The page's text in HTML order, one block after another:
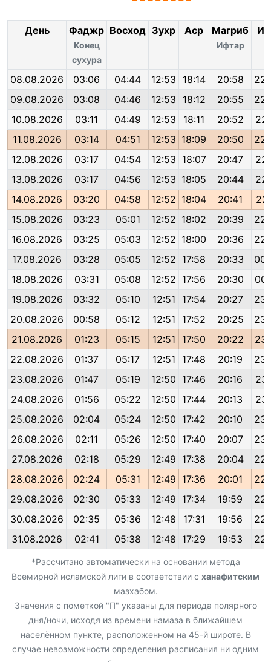
День Фаджр
Конец
сухура
Восход Зухр Аср Магриб
Ифтар
08.08.2026 03:06 04:44 12:53 18:14 20:58
09.08.2026
03:08 04:46 12:53 18:12 20:55
10.08.2026
03:11 04:49 12:53 18:11 20:52
11.08.2026
03:14 04:51 12:53 18:09 20:50
12.08.2026
03:17 04:54 12:53 18:07 20:47
13.08.2026
03:17 04:56 12:53 18:05 20:44
14.08.2026
03:20 04:58 12:52 18:04 20:41
15.08.2026
03:23 05:01 12:52 18:02 20:39
16.08.2026
03:25 05:03 12:52 18:00 20:36
17.08.2026
03:28 05:05 12:52 17:58 20:33
18.08.2026
03:31 05:08 12:52 17:56 20:30
19.08.2026
03:32 05:10 12:51 17:54 20:27
20.08.2026
00:58 05:12 12:51 17:52 20:25
21.08.2026
01:23 05:15 12:51 17:50 20:22
22.08.2026
01:37 05:17 12:51 17:48 20:19
23.08.2026
01:47 05:19 12:50 17:46 20:16
24.08.2026
01:56 05:22 12:50 17:44 20:13
25.08.2026
02:04 05:24 12:50 17:42 20:10
26.08.2026
02:11 05:26 12:50 17:40 20:07
27.08.2026
02:18 05:29 12:49 17:38 20:04
28.08.2026
02:24 05:31 12:49 17:36 20:01
29.08.2026
02:30 05:33 12:49 17:34 19:59
30.08.2026
02:35 05:36 12:48 17:31 19:56
31.08.2026
02:41 05:38 12:48 17:29 19:53
*Рассчитано автоматически на основании метода
Всемирной исламской лиги в соответствии с ханафитским
мазхабом.
Значения с пометкой "П" указаны для периода полярного
дня/ночи, исходя из времени намаза в ближайшем
населённом пункте, расположенном на 45-й широте. В
случае невозможности определения расписания ни одним